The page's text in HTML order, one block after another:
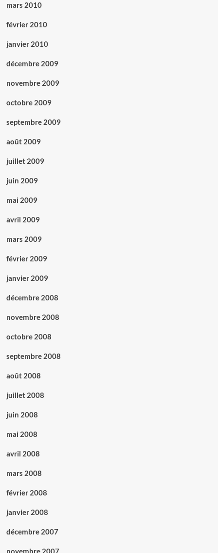
mars 2010
février 2010
janvier 2010
décembre 2009
novembre 2009
octobre 2009
septembre 2009
août 2009
juillet 2009
juin 2009
mai 2009
avril 2009
mars 2009
février 2009
janvier 2009
décembre 2008
novembre 2008
octobre 2008
septembre 2008
août 2008
juillet 2008
juin 2008
mai 2008
avril 2008
mars 2008
février 2008
janvier 2008
décembre 2007